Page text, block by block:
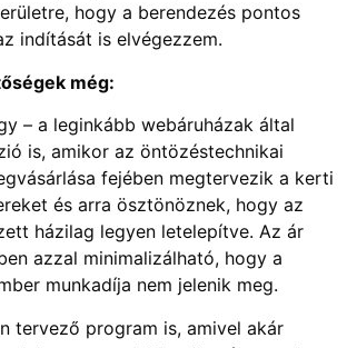
hogy a berendezés pontos
indítását is elvégezzem.
még:
– a leginkább webáruházak által
is, amikor az öntözéstechnikai
fejében megtervezik a kerti
és arra ösztönöznek, hogy az
házilag legyen letelepítve. Az ár
azzal minimalizálható, hogy a
munkadíja nem jelenik meg.
tervező program is, amivel akár